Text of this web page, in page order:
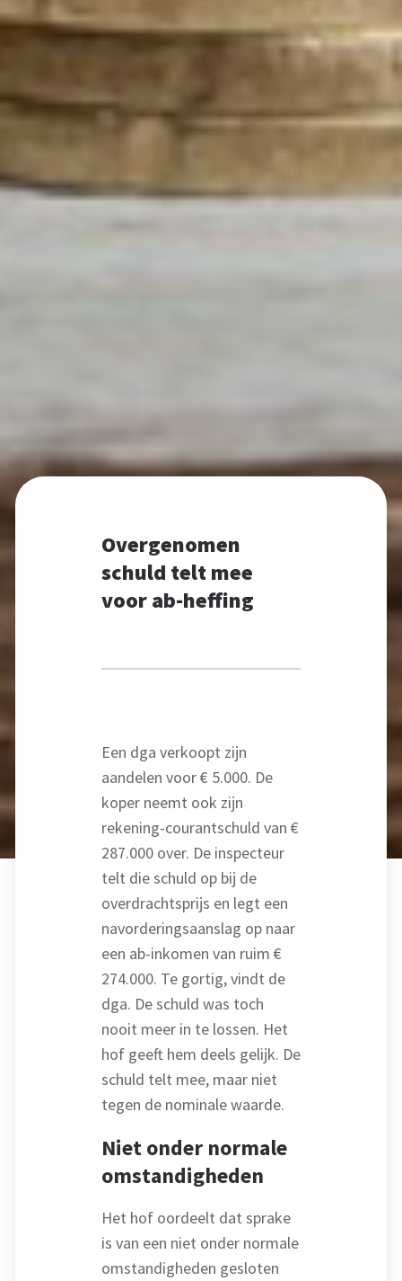
Overgenomen
schuld telt mee
voor ab-heffing
Een dga verkoopt zijn
aandelen voor € 5.000. De
koper neemt ook zijn
rekening-courantschuld van €
287.000 over. De inspecteur
telt die schuld op bij de
overdrachtsprijs en legt een
navorderingsaanslag op naar
een ab-inkomen van ruim €
274.000. Te gortig, vindt de
dga. De schuld was toch
nooit meer in te lossen. Het
hof geeft hem deels gelijk. De
schuld telt mee, maar niet
tegen de nominale waarde.
Niet onder normale
omstandigheden
Het hof oordeelt dat sprake
is van een niet onder normale
omstandigheden gesloten